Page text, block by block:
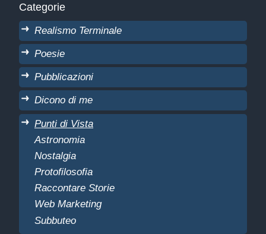
Categorie
Realismo Terminale
Poesie
Pubblicazioni
Dicono di me
Punti di Vista
Astronomia
Nostalgia
Protofilosofia
Raccontare Storie
Web Marketing
Subbuteo